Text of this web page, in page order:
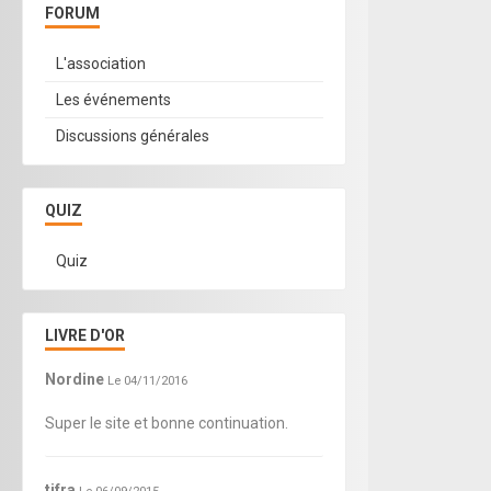
FORUM
L'association
Les événements
Discussions générales
QUIZ
Quiz
LIVRE D'OR
Nordine Le 04/11/2016
Super le site et bonne continuation.